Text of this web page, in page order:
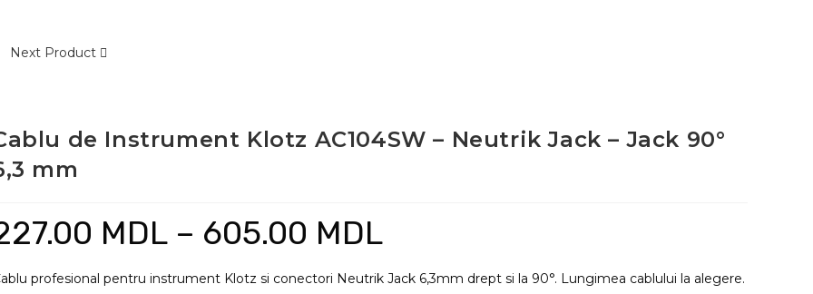
Next Product
de Instrument Klotz AC104SW – Neutrik Jack – Jack 90°
mm
MDL – 605.00 MDLprețuri:
până
la
profesional pentru instrument Klotz si conectori Neutrik Jack 6,3mm drept si la 90°. Lungimea cablului la alegere.